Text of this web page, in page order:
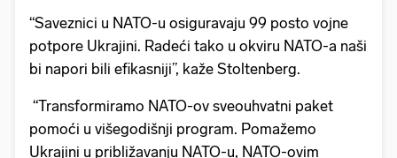
“Saveznici u NATO-u osiguravaju 99 posto vojne
potpore Ukrajini. Radeći tako u okviru NATO-a naši
bi napori bili efikasniji”, kaže Stoltenberg.
“Transformiramo NATO-ov sveouhvatni paket
pomoći u višegodišnji program. Pomažemo
Ukrajini u približavanju NATO-u, NATO-ovim